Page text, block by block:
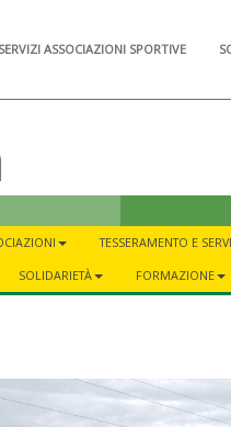
SERVIZI ASSOCIAZIONI SPORTIVE
TESSERAMENTO E
SOLIDARIETÀ FORMAZIONE